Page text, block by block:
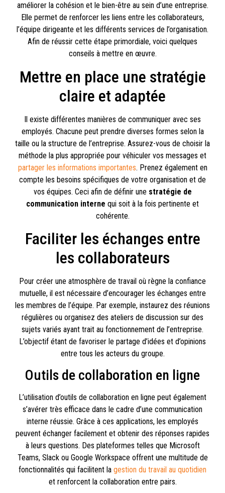
améliorer la cohésion et le bien-être au sein d’une entreprise.
Elle permet de renforcer les liens entre les collaborateurs,
l’équipe dirigeante et les différents services de l’organisation.
Afin de réussir cette étape primordiale, voici quelques
conseils à mettre en œuvre.
Mettre en place une stratégie
claire et adaptée
Il existe différentes manières de communiquer avec ses
employés. Chacune peut prendre diverses formes selon la
taille ou la structure de l’entreprise. Assurez-vous de choisir la
méthode la plus appropriée pour véhiculer vos messages et
partager les informations importantes. Prenez également en
compte les besoins spécifiques de votre organisation et de
vos équipes. Ceci afin de définir une stratégie de
communication interne qui soit à la fois pertinente et
cohérente.
Faciliter les échanges entre
les collaborateurs
Pour créer une atmosphère de travail où règne la confiance
mutuelle, il est nécessaire d’encourager les échanges entre
les membres de l’équipe. Par exemple, instaurez des réunions
régulières ou organisez des ateliers de discussion sur des
sujets variés ayant trait au fonctionnement de l’entreprise.
L’objectif étant de favoriser le partage d’idées et d’opinions
entre tous les acteurs du groupe.
Outils de collaboration en ligne
L’utilisation d’outils de collaboration en ligne peut également
s’avérer très efficace dans le cadre d’une communication
interne réussie. Grâce à ces applications, les employés
peuvent échanger facilement et obtenir des réponses rapides
à leurs questions. Des plateformes telles que Microsoft
Teams, Slack ou Google Workspace offrent une multitude de
fonctionnalités qui facilitent la gestion du travail au quotidien
et renforcent la collaboration entre pairs.